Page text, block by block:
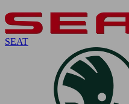
SEAT